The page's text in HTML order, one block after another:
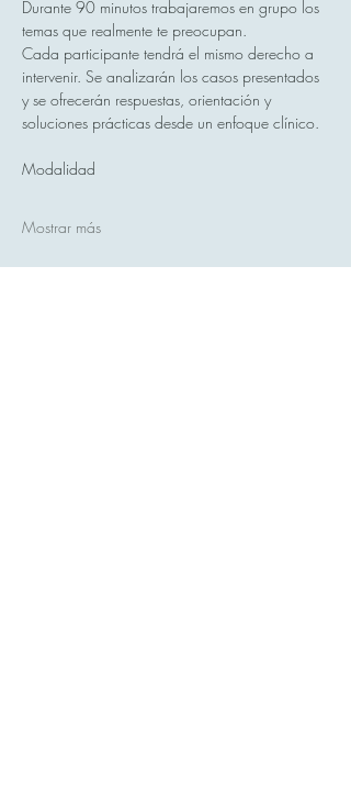
Durante 90 minutos trabajaremos en grupo los
temas que realmente te preocupan.
Cada participante tendrá el mismo derecho a
intervenir. Se analizarán los casos presentados
y se ofrecerán respuestas, orientación y
soluciones prácticas desde un enfoque clínico.
Modalidad
Mostrar más